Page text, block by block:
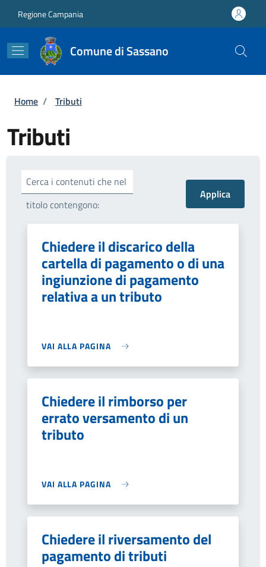
Regione Campania
Comune di Sassano
Briciole di pane
Home / Tributi
Tributi
Cerca i contenuti che nel
titolo contengono:
Chiedere il discarico della
cartella di pagamento o di una
ingiunzione di pagamento
relativa a un tributo
VAI ALLA PAGINA
Chiedere il rimborso per
errato versamento di un
tributo
VAI ALLA PAGINA
Chiedere il riversamento del
pagamento di tributi